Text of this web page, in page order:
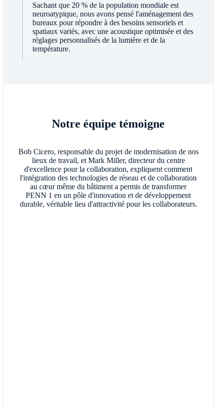
Sachant que 20 % de la population mondiale est
neuroatypique, nous avons pensé l'aménagement des
bureaux pour répondre à des besoins sensoriels et
spatiaux variés, avec une acoustique optimisée et des
réglages personnalisés de la lumière et de la
température.
Notre équipe témoigne
Bob Cicero, responsable du projet de modernisation de nos
lieux de travail, et Mark Miller, directeur du centre
d'excellence pour la collaboration, expliquent comment
l'intégration des technologies de réseau et de collaboration
au cœur même du bâtiment a permis de transformer
PENN 1 en un pôle d'innovation et de développement
durable, véritable lieu d'attractivité pour les collaborateurs.